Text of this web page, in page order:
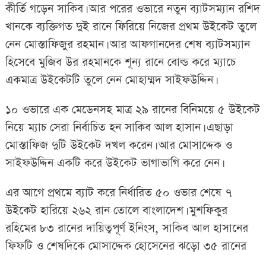
কীর্তি গড়েন সাকিব। আর পরের ওভারে নতুন ব্যাটসম্যান রশিদ
খানকে ব্যক্তিগত দুই রানে ফিরিয়ে নিজের প্রথম উইকেট তুলে
নেন মোস্তাফিজুর রহমান। আর আফগানদের শেষ ব্যাটসম্যান
হিসেবে মুজিব উর রহমানকে শূন্য রানে বোল্ড করে ম্যাচে
একমাত্র উইকেটটি তুলে নেন মোহাম্মদ সাইফউদ্দিন।
১০ ওভারে এক মেডেনসহ মাত্র ২৯ রানের বিনিময়ে ৫ উইকেট
নিয়ে ম্যাচ সেরা নির্বাচিত হন সাকিব আল হাসান। এছাড়া
মোস্তাফিজ দুটি উইকেট দখল করেন। আর মোসাদ্দেক ও
সাইফউদ্দিন একটি করে উইকেট ভাগাভাগি করে নেন।
এর আগে প্রথমে ব্যাট করে নির্ধারিত ৫০ ওভার শেষে ৭
উইকেট হারিয়ে ২৬২ রান তোলে বাংলাদেশ। মুশফিকুর
রহিমের ৮৩ রানের দায়িত্বপূর্ণ ইনিংস, সাকিব আল হাসানের
ফিফটি ও শেষদিকে মোসাদ্দেক হোসেনের ঝড়ো ৩৫ রানের